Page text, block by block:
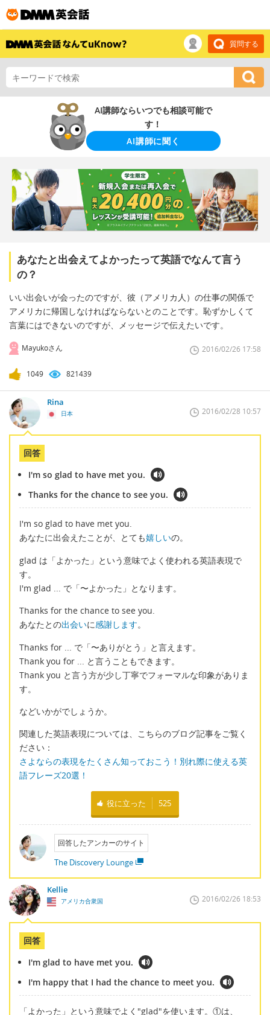
質問する
AI講師ならいつでも相談可能で
す！
AI講師に聞く
あなたと出会えてよかったって英語でなんて言う
の？
いい出会いが会ったのですが、彼（アメリカ人）の仕事の関係で
アメリカに帰国しなければならないとのことです。恥ずかしくて
言葉にはできないのですが、メッセージで伝えたいです。
Mayukoさん 2016/02/26 17:58
1049 821439
Rina
日本 2016/02/28 10:57
回答
I'm so glad to have met you.
Thanks for the chance to see you.
I'm so glad to have met you.
あなたに出会えたことが、とても嬉しいの。
glad は「よかった」という意味でよく使われる英語表現で
す。
I'm glad ... で「〜よかった」となります。
Thanks for the chance to see you.
あなたとの出会いに感謝します。
Thanks for ... で「〜ありがとう」と言えます。
Thank you for ... と言うこともできます。
Thank you と言う方が少し丁寧でフォーマルな印象がありま
す。
などいかがでしょうか。
関連した英語表現については、こちらのブログ記事をご覧く
ださい：
さよならの表現をたくさん知っておこう！別れ際に使える英
語フレーズ20選！
役に立った 525
回答したアンカーのサイト
The Discovery Lounge
Kellie
アメリカ合衆国 2016/02/26 18:53
回答
I'm glad to have met you.
I'm happy that I had the chance to meet you.
「よかった」という意味でよく"glad"を使います。①は、